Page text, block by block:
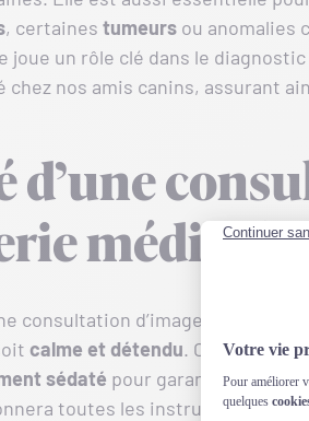
, certaines tumeurs ou anomalies
joue un rôle clé dans le
chez nos amis canins, assurant
d’une
médicale
consultation d’imagerie
calme et détendu. Certains
sédaté pour garantir des
toutes les instructions